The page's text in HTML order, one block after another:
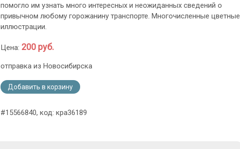
помогло им узнать много интересных и неожиданных сведений о
привычном любому горожанину транспорте. Многочисленные цветные
иллюстрации.
Цена: 200 руб.
отправка из Новосибирска
Добавить в корзину
#15566840, код: кра36189